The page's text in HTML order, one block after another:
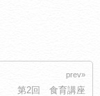
prev»
第2回 食育講座